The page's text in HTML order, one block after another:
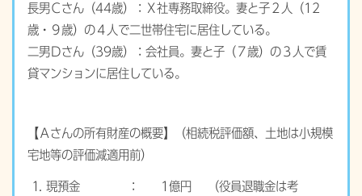
長男Ｃさん（44歳）：Ｘ社専務取締役。妻と子２人（12
歳・９歳）の４人で二世帯住宅に居住している。
二男Ｄさん（39歳）：会社員。妻と子（７歳）の３人で賃
貸マンションに居住している。
【Ａさんの所有財産の概要】（相続税評価額、土地は小規模
宅地等の評価減適用前）
⒈ 現預金 ： 1億円
（役員退職金は考